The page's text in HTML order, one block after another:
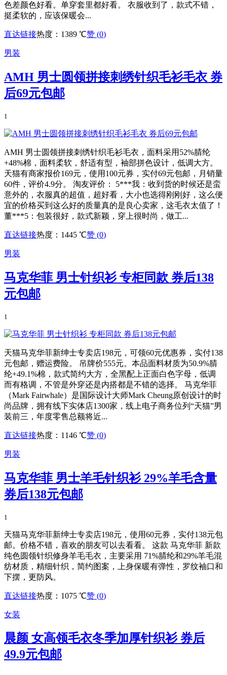
色差颜色好看。单穿套里都好看。 衣服收到了，款式不错，
挺柔软的，应该保暖会...
直达链接热度：1389 ℃赞 (0)
男装
AMH 男士圆领拼接刺绣针织毛衫毛衣 券
后69元包邮
1
AMH 男士圆领拼接刺绣针织毛衫毛衣，面料采用52%腈纶
+48%棉，面料柔软，舒适有型，袖部拼色设计，低调大方。
天猫有商家报价169元，使用100元券，实付69元包邮，月销量
60件，评价4.9分。 淘友评价： 5***我：收到货的时候还是蛮
意外的，衣服真的超值，超好看，大小也选得刚刚好，这么便
宜的价格买到这么好的质量真的是良心卖家，这毛衣太值了！
董***5：包装很好，款式新颖，穿上很时尚，做工...
直达链接热度：1445 ℃赞 (0)
男装
马克华菲 男士针织衫 专柜同款 券后138
元包邮
1
天猫马克华菲新绅士专卖店198元，可领60元优惠券，实付138
元包邮，赠运费险。 吊牌价555元。本品面料材质为50.9%腈
纶+49.1%棉，款式简约大方，全黑配上正面白色字母，低调
而有格调，不管是外穿还是内搭都是不错的选择。 马克华菲
（Mark Fairwhale）是国际设计大师Mark Cheung原创设计的时
尚品牌，拥有线下实体店1300家，线上电子商务位列“天猫”男
装前三，年度零售总额将近...
直达链接热度：1146 ℃赞 (0)
男装
马克华菲 男士羊毛针织衫 29%羊毛含量
券后138元包邮
1
天猫马克华菲新绅士专卖店198元，使用60元券，实付138元包
邮。价格不错，喜欢的朋友可以去看看。 这款 马克华菲 新款
纯色圆领针织修身羊毛毛衣，主要采用 71%腈纶和29%羊毛混
纺材质，精细针织，简约图案，上身保暖有弹性，罗纹袖口和
下摆，更防风。
直达链接热度：1075 ℃赞 (0)
女装
晨颜 女高领毛衣冬季加厚针织衫 券后
49.9元包邮